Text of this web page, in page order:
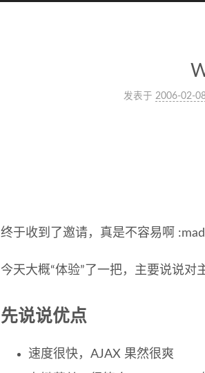
发表于 2006-02-
终于收到了邀请，真是不容易啊
今天大概“体验”了一把，主要说说对
先说说优点
速度很快，AJAX 果然很爽